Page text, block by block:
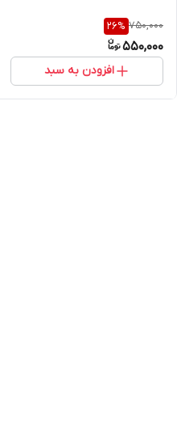
750,000
26%
550,000
افزودن به سبد